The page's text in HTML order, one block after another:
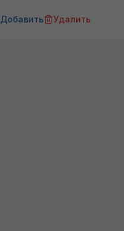
Добавить Удалить